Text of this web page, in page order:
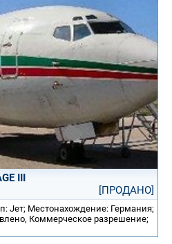
III
[ПРОДАНО]
Jет; Местонахождение: Германия;
Коммерческое разрешение;